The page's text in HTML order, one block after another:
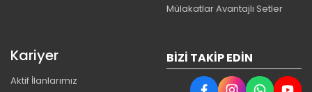
Mülakatlar Avantajlı Setler
Kariyer
Aktif İlanlarımız
BIZI TAKIP EDIN